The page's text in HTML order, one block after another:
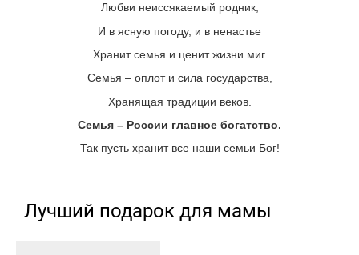
Любви неиссякаемый родник,
И в ясную погоду, и в ненастье
Хранит семья и ценит жизни миг.
Семья – оплот и сила государства,
Хранящая традиции веков.
Семья – России главное богатство.
Так пусть хранит все наши семьи Бог!
Лучший подарок для мамы